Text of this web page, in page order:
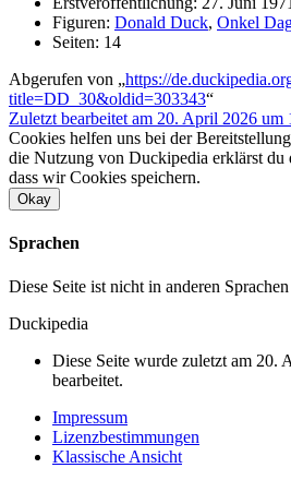
Figuren: Donald Duck, Onkel
Seiten: 14
Abgerufen von „https://
title=DD_30&oldid=303343“
Zuletzt bearbeitet am 20. April 2026 um
Cookies helfen uns bei der
die Nutzung von Duckipedia erklärst du
dass wir Cookies speichern.
Okay
Sprachen
Diese Seite ist nicht in anderen
Duckipedia
Diese Seite wurde zuletzt am 20.
bearbeitet.
Impressum
Lizenzbestimmungen
Klassische Ansicht